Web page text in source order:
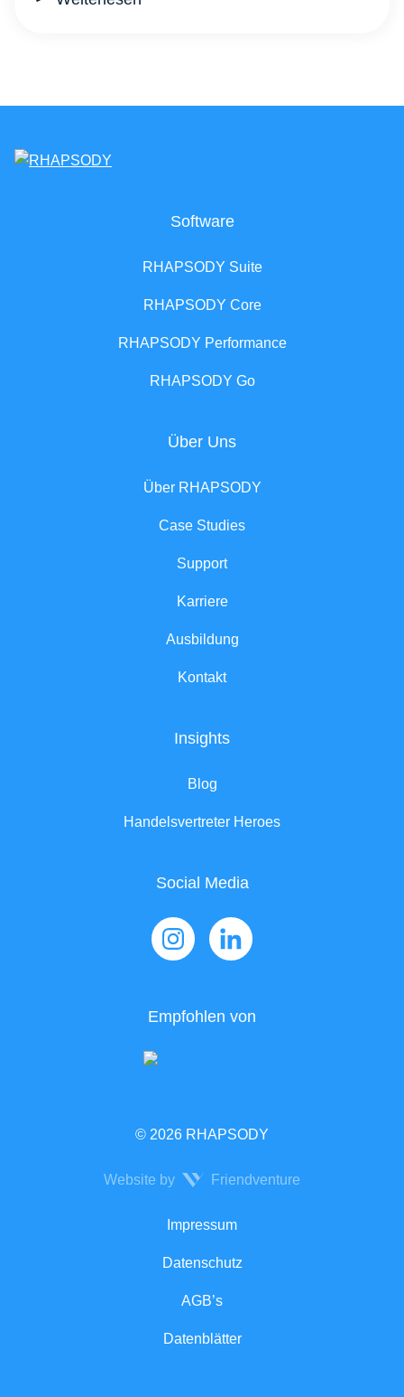
Software
RHAPSODY Suite
RHAPSODY Core
RHAPSODY Performance
RHAPSODY Go
Über Uns
Über RHAPSODY
Case Studies
Support
Karriere
Ausbildung
Kontakt
Insights
Blog
Handelsvertreter Heroes
Social Media
Empfohlen von
© 2026 RHAPSODY
Website by Friendventure
Impressum
Datenschutz
AGB’s
Datenblätter